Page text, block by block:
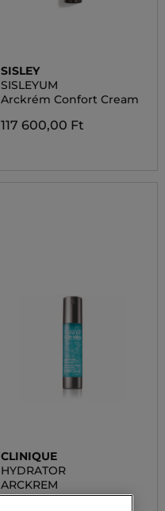
SISLEY
SISLEYUM
Arckrém Confort Cream
117 600,00 Ft
CLINIQUE
HYDRATOR
ARCKREM